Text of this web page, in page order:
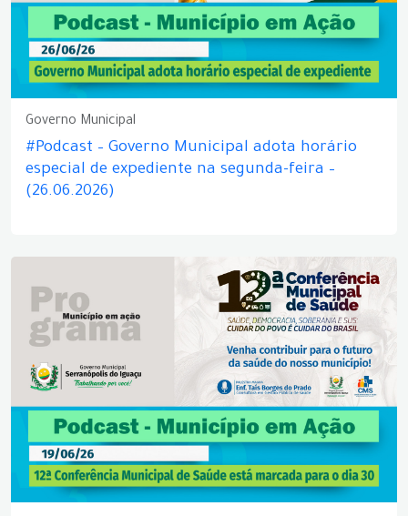
Governo Municipal
#Podcast – Governo Municipal adota horário
especial de expediente na segunda-feira –
(26.06.2026)